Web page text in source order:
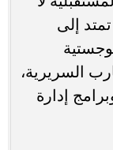
إلى
السريرية،
إدارة